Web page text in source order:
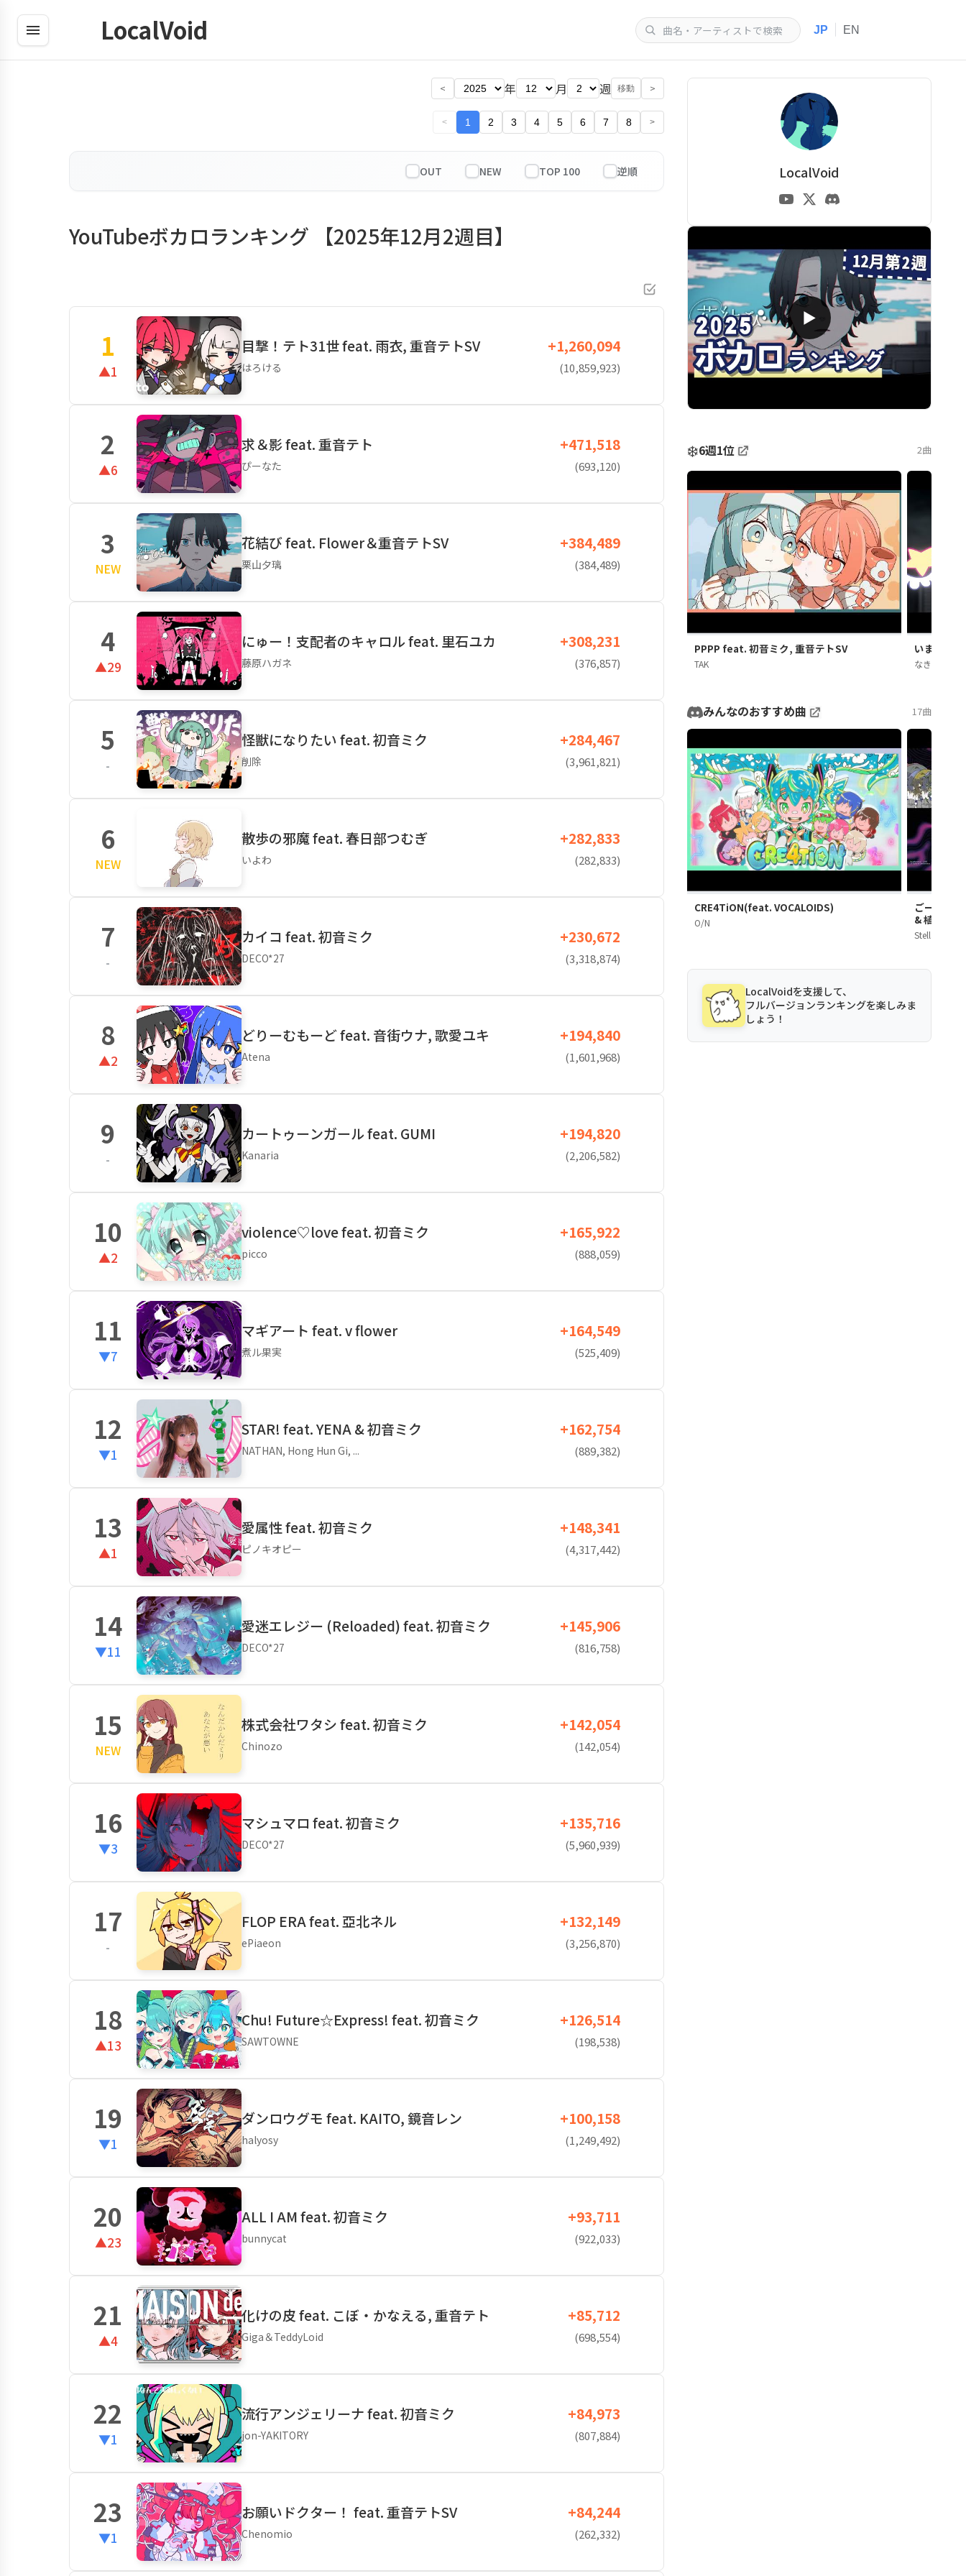
LocalVoid JP EN
< 年 月 週 移動 >
< 1 2 3 4 5 6 7 8 >
OUT NEW TOP 100
YouTubeボカロランキング 【2025年12月2週目】
1
▲1
目撃！テト31世 feat. 雨衣, 重音テトSV
はろける
+1,260,094
(10,859,923)
2
▲6
求＆影 feat. 重音テト
ぴーなた
+471,518
(693,120)
3
NEW
花結び feat. Flower＆重音テトSV
栗山夕璃
+384,489
(384,489)
4
▲29
にゅー！支配者のキャロル feat. 里石ユカ
藤原ハガネ
+308,231
(376,857)
5
-
怪獣になりたい feat. 初音ミク
削除
+284,467
(3,961,821)
6
NEW
散歩の邪魔 feat. 春日部つむぎ
いよわ
+282,833
(282,833)
7
-
カイコ feat. 初音ミク
DECO*27
+230,672
(3,318,874)
8
▲2
どりーむもーど feat. 音街ウナ, 歌愛ユキ
Atena
+194,840
(1,601,968)
9
-
カートゥーンガール feat. GUMI
Kanaria
+194,820
(2,206,582)
10
▲2
violence♡love feat. 初音ミク
picco
+165,922
(888,059)
11
▼7
マギアート feat. v flower
煮ル果実
+164,549
(525,409)
12
▼1
STAR! feat. YENA & 初音ミク
NATHAN, Hong Hun Gi, ...
+162,754
(889,382)
13
▲1
愛属性 feat. 初音ミク
ピノキオピー
+148,341
(4,317,442)
14
▼11
愛迷エレジー (Reloaded) feat. 初音ミク
DECO*27
+145,906
(816,758)
15
NEW
株式会社ワタシ feat. 初音ミク
Chinozo
+142,054
(142,054)
16
▼3
マシュマロ feat. 初音ミク
DECO*27
+135,716
(5,960,939)
17
-
FLOP ERA feat. 亞北ネル
ePiaeon
+132,149
(3,256,870)
18
▲13
Chu! Future☆Express! feat. 初音ミク
SAWTOWNE
+126,514
(198,538)
19
▼1
ダンロウグモ feat. KAITO, 鏡音レン
halyosy
+100,158
(1,249,492)
20
▲23
ALL I AM feat. 初音ミク
bunnycat
+93,711
(922,033)
21
▲4
化けの皮 feat. こぼ・かなえる, 重音テト
Giga＆TeddyLoid
+85,712
(698,554)
22
▼1
流行アンジェリーナ feat. 初音ミク
jon-YAKITORY
+84,973
(807,884)
23
▼1
お願いドクター！ feat. 重音テトSV
Chenomio
+84,244
(262,332)
LocalVoid
▶
❄️6週1位 2曲
PPPP feat. 初音ミク, 重音テトSV
TAK
いますぐ
なきそ
みんなのおすすめ曲 17曲
CRE4TiON(feat. VOCALOIDS)
O/N
ごーすと
& 植田モ
Stellar
LocalVoidを支援して、
フルバージョンランキングを楽しみま
しょう！